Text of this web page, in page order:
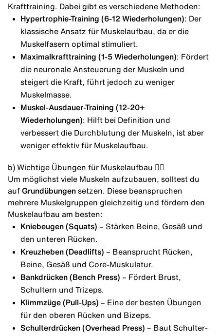
Krafttraining. Dabei gibt es verschiedene Methoden:
Hypertrophie-Training (6-12 Wiederholungen): Der
klassische Ansatz für Muskelaufbau, da er die
Muskelfasern optimal stimuliert.
Maximalkrafttraining (1-5 Wiederholungen): Fördert
die neuronale Ansteuerung der Muskeln und
steigert die Kraft, führt jedoch zu weniger
Muskelmasse.
Muskel-Ausdauer-Training (12-20+
Wiederholungen): Hilft bei Definition und
verbessert die Durchblutung der Muskeln, ist aber
weniger effektiv für Muskelaufbau.
b) Wichtige Übungen für Muskelaufbau 🏋🏾
Um möglichst viele Muskeln aufzubauen, solltest du
auf Grundübungen setzen. Diese beanspruchen
mehrere Muskelgruppen gleichzeitig und fördern den
Muskelaufbau am besten:
Kniebeugen(Squats) – Stärken Beine, Gesäß und
den unteren Rücken.
Kreuzheben(Deadlifts) – Beansprucht Rücken,
Beine, Gesäß und Core-Muskulatur.
Bankdrücken(Bench Press) – Fördert Brust,
Schultern und Trizeps.
Klimmzüge(Pull-Ups) – Eine der besten Übungen
für den oberen Rücken und Bizeps.
Schulterdrücken (Overhead Press) – Baut Schulter-